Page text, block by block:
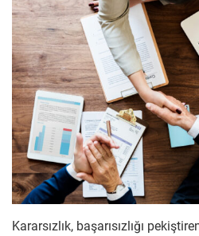
Kararsızlık, başarısızlığı